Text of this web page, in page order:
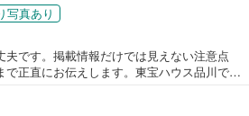
写真あり
夫です。掲載情報だけでは見えない注意点
正直にお伝えします。東宝ハウス品川で
か分からないリアルな情報も含めて、一緒